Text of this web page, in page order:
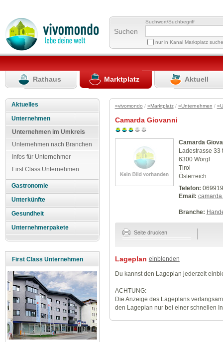
Suchen
Suchwort/Suchbegriff
nur in Kanal Marktplatz
Rathaus Marktplatz Aktuell
Aktuelles
Unternehmen
Unternehmen im Umkreis
Unternehmen nach Branchen
Infos für Unternehmer
First Class Unternehmen
Gastronomie
Unterkünfte
Gesundheit
Unternehmerpakete
First Class Unternehmen
»vivomondo / »Marktplatz/ »Unternehmen /
Camarda Giovanni
Camarda
Ladestrasse 33
6300 Wörgl
Tirol
Österreich
Telefon:
Email:
Branche:
Seite drucken
Lageplan einblenden
Du kannst den Lageplan jederzeit
ACHTUNG:
Die Anzeige des Lageplans
den Lageplan nur bei einer schnellen